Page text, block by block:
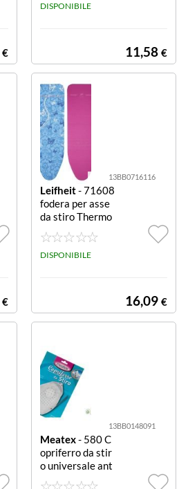
€
rt Plus
DISPONIBILE
11,58 €
€
13BB0716116
Leifheit- 71608
fodera per asse
da stiro Thermo
Reflect L Univer
sal 140 x 45 cm
Thermo Reflect
DISPONIBILE
16,09 €
13BB0148091
Meatex- 580 C
opriferro da stir
o universale ant
iaderente unive